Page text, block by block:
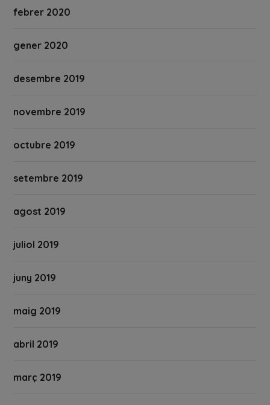
febrer 2020
gener 2020
desembre 2019
novembre 2019
octubre 2019
setembre 2019
agost 2019
juliol 2019
juny 2019
maig 2019
abril 2019
març 2019